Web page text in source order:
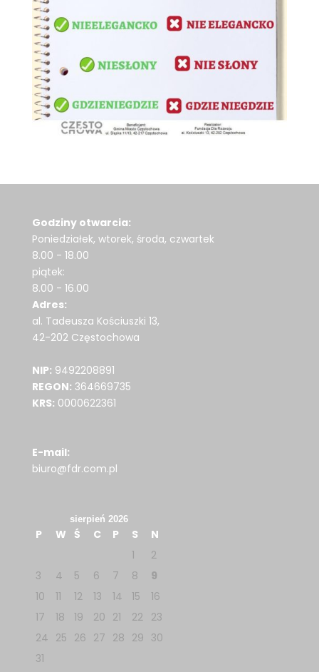
Godziny otwarcia:
Poniedziałek, wtorek, środa, czwartek
8.00 - 18.00
piątek:
8.00 - 16.00
Adres:
al. Tadeusza Kościuszki 13,
42-202 Częstochowa
NIP: 9492208891
REGON: 364669735
KRS: 0000622361
E-mail:
biuro@fdr.com.pl
sierpień 2026
P W Ś C P S
N
1
2
3
4 5 6 7 8
9
10
11 12 13 14 15
16
17
18 19 20 21 22
23
24 25 26 27 28 29 30
31